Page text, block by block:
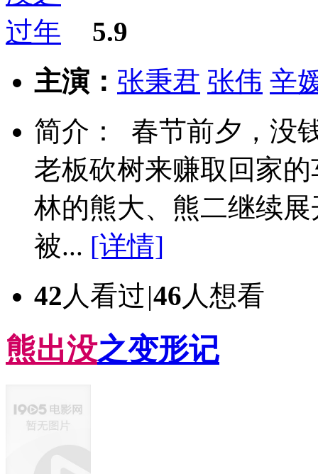
5.9
主演： 张秉君 张伟 辛
简介： 春节前夕，没
老板砍树来赚取回家
林的熊大、熊二继续
被... [详情]
42 人看过|46人想看
熊出没之变形记